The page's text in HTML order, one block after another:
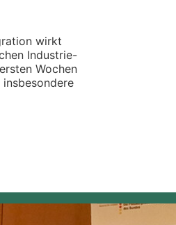
wirkt
Industrie-
Wochen